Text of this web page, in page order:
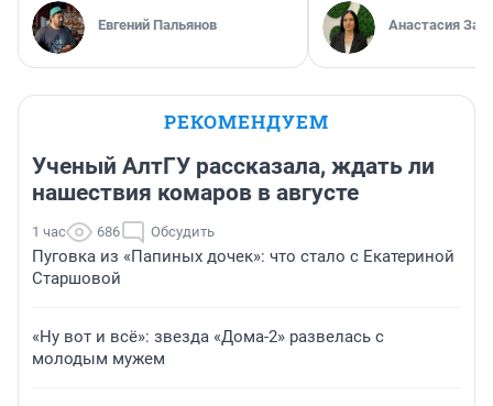
Евгений Пальянов Анастасия
РЕКОМЕНДУЕМ
Ученый АлтГУ рассказала, ждать ли
нашествия комаров в августе
1 час 686 Обсудить
Пуговка из «Папиных дочек»: что стало с Екатериной
Старшовой
«Ну вот и всё»: звезда «Дома-2» развелась с
молодым мужем